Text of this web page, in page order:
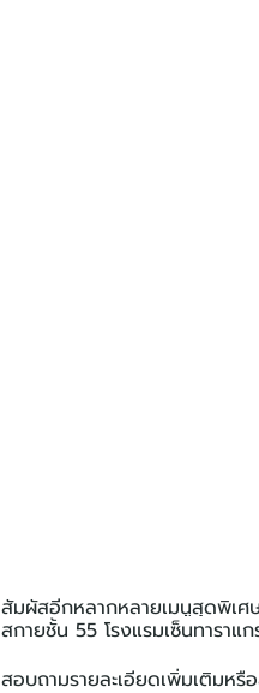
สัมผัสอีกหลากหลายเมนูสุดพิเศ
สกายชั้น 55 โรงแรมเซ็นทารา
สอบถามรายละเอียดเพิ่มเติมห